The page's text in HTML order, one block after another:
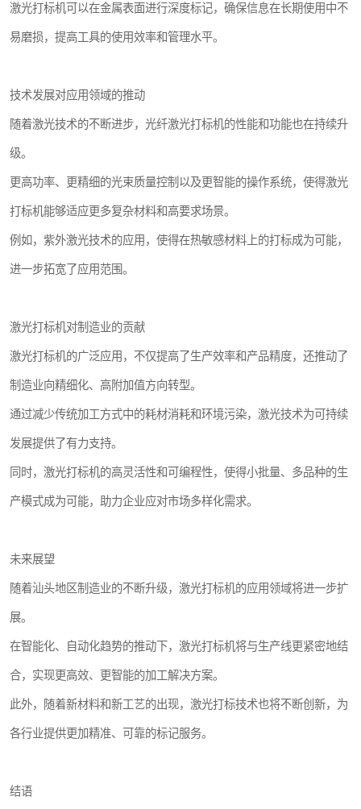
激光打标机可以在金属表面进行深度标记，确保信息在长期使用中不
易磨损，提高工具的使用效率和管理水平。
技术发展对应用领域的推动
随着激光技术的不断进步，光纤激光打标机的性能和功能也在持续升
级。
更高功率、更精细的光束质量控制以及更智能的操作系统，使得激光
打标机能够适应更多复杂材料和高要求场景。
例如，紫外激光技术的应用，使得在热敏感材料上的打标成为可能，
进一步拓宽了应用范围。
激光打标机对制造业的贡献
激光打标机的广泛应用，不仅提高了生产效率和产品精度，还推动了
制造业向精细化、高附加值方向转型。
通过减少传统加工方式中的耗材消耗和环境污染，激光技术为可持续
发展提供了有力支持。
同时，激光打标机的高灵活性和可编程性，使得小批量、多品种的生
产模式成为可能，助力企业应对市场多样化需求。
未来展望
随着汕头地区制造业的不断升级，激光打标机的应用领域将进一步扩
展。
在智能化、自动化趋势的推动下，激光打标机将与生产线更紧密地结
合，实现更高效、更智能的加工解决方案。
此外，随着新材料和新工艺的出现，激光打标技术也将不断创新，为
各行业提供更加精准、可靠的标记服务。
结语